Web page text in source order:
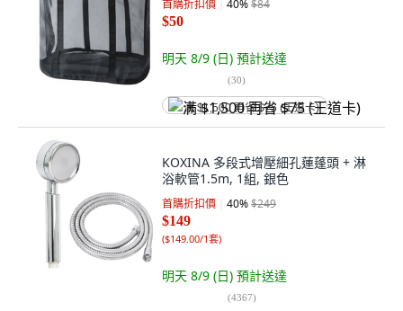
首購折扣價 40%$84
$50
明天 8/9 (日) 預計送達
(30)
满 $1,500 再省 $75 (王道卡)
KOXINA 多段式增壓細孔蓮蓬頭 + 淋
浴軟管1.5m, 1組, 銀色
首購折扣價 40%$249
$149
($149.00/1套)
明天 8/9 (日) 預計送達
(4367)